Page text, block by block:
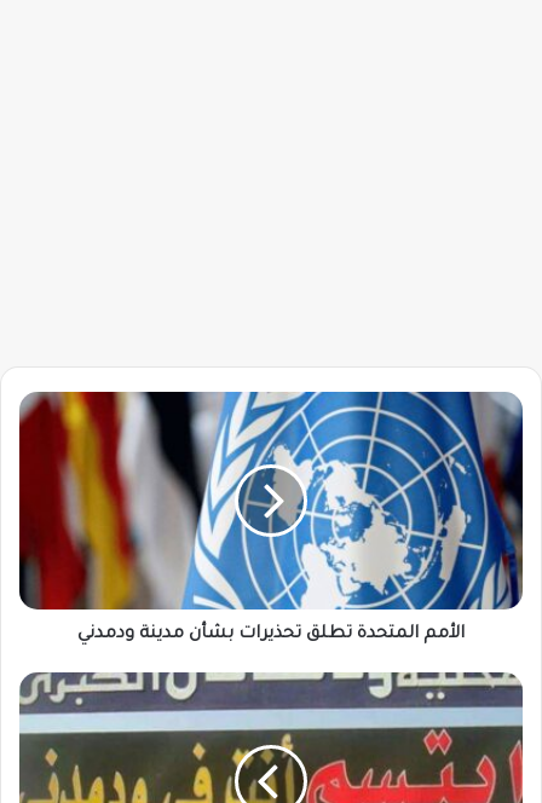
الأمم
المتحدة
تطلق
تحذيرات
بشأن
مدينة
ودمدني
الأمم المتحدة تطلق تحذيرات بشأن مدينة ودمدني
في
مدني
الدعم
السريع